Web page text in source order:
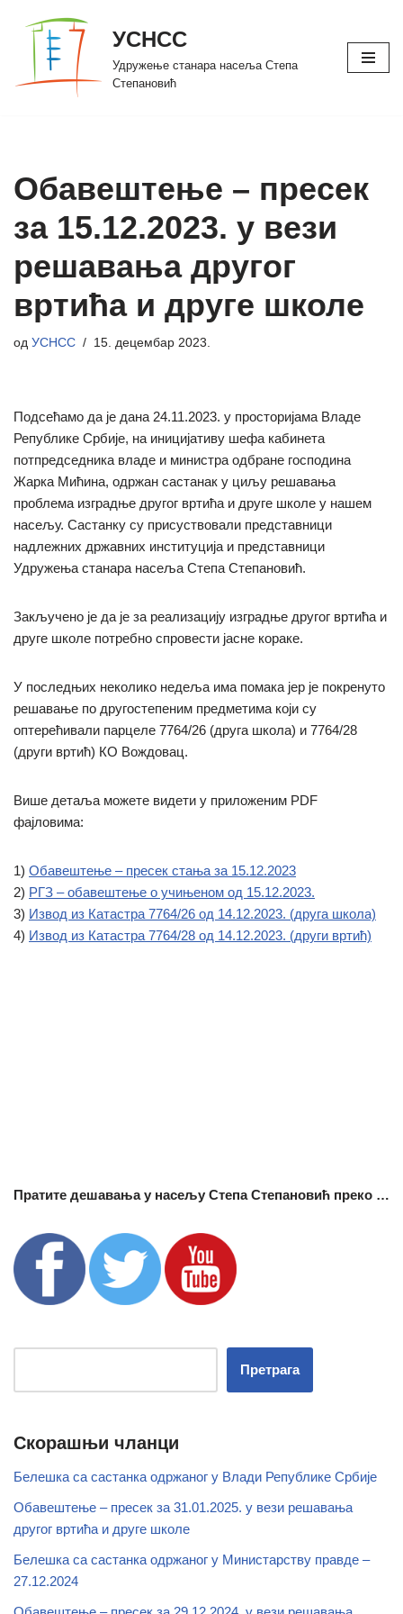
Скочи
садржај
УСНСС
Удружење станара насеља Степа
Степановић
Обавештење – пресек
за 15.12.2023. у вези
решавања другог
вртића и друге школе
од УСНСС 15. децембар 2023.
Подсећамо да је дана 24.11.2023. у просторијама Владе
Републике Србије, на иницијативу шефа кабинета
потпредседника владе и министра одбране господина
Жарка Мићина, одржан састанак у циљу решавања
проблема изградње другог вртића и друге школе у нашем
насељу. Састанку су присуствовали представници
надлежних државних институција и представници
Удружења станара насеља Степа Степановић.
Закључено је да је за реализацију изградње другог вртића и
друге школе потребно спровести јасне кораке.
У последњих неколико недеља има помака јер је покренуто
решавање по другостепеним предметима који су
оптерећивали парцеле 7764/26 (друга школа) и 7764/28
(други вртић) КО Вождовац.
Више детаља можете видети у приложеним PDF
фајловима:
1) Обавештење – пресек стања за 15.12.2023
2) РГЗ – обавештење о учињеном од 15.12.2023.
3) Извод из Катастра 7764/26 од 14.12.2023. (друга школа)
4) Извод из Катастра 7764/28 од 14.12.2023. (други вртић)
Пратите дешавања у насељу Степа Степановић преко …
Претрага
Скорашњи чланци
Белешка са састанка одржаног у Влади Републике Србије
Обавештење – пресек за 31.01.2025. у вези решавања
другог вртића и друге школе
Белешка са састанка одржаног у Министарству правде –
27.12.2024